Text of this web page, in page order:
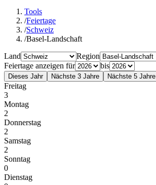
Tools
/Feiertage
/Schweiz
/Basel-Landschaft
Land
Region
Feiertage anzeigen für
bis
Dieses Jahr Nächste 3 Jahre Nächste 5 Jahre
Freitag
3
Montag
2
Donnerstag
2
Samstag
2
Sonntag
0
Dienstag